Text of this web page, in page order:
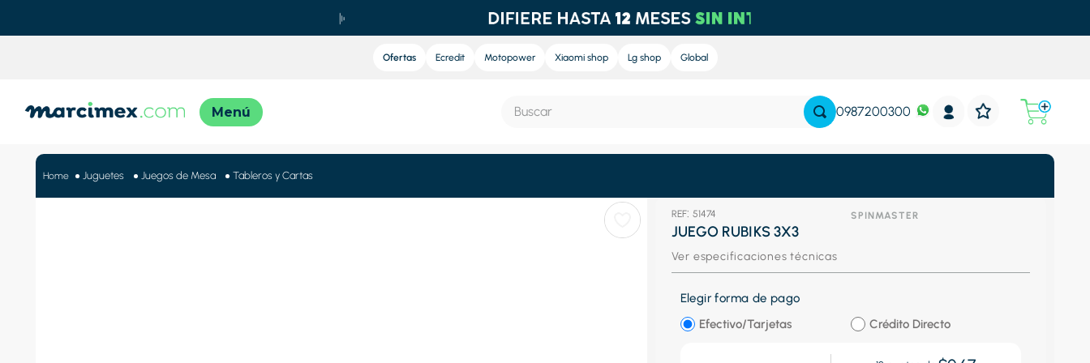
Ofertas Ecredit Motopower Xiaomi shop Lg shop Global
0987200300
Juguetes Juegos de Mesa Tableros y Cartas
: 51474 SPINMASTER
JUEGO RUBIKS 3X3
Ver especificaciones técnicas
Elegir forma de pago
Efectivo/Tarjetas
Crédito Directo
2.
moto